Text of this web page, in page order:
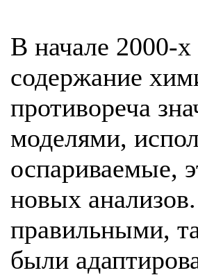
В начале 2000-
содержание
противореча
моделями,
оспариваемые,
новых
правильными,
были